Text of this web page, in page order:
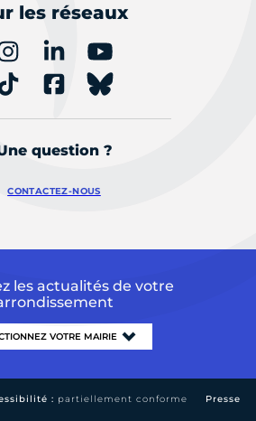
les réseaux
question ?
CONTACTEZ-NOUS
les actualités de votre
: partiellement conforme Presse